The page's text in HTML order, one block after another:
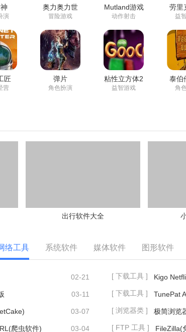
演
奥力奥力世
界
冒险游戏
Mutland游戏
动作射击
劳里
前
益
匠
营
弹片
角色扮演
粘性立方体2
益智游戏
泰伯
的极
角
出行软件大全
络工具 系统软件 媒体软件 图形软件
02-21 [ 下载工具 ]
03-11 [ 下载工具 ]
03-07 [ 浏览器类 ] 极简浏览
爬虫软件) 03-04 [ FTP 工具 ] FileZilla(